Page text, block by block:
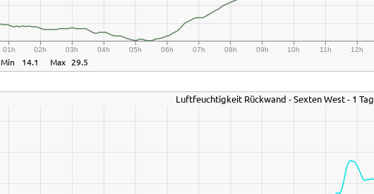
01h 02h 03h 04h 05h 06h 07h 08h 09h 10h 11h 12h
Min 14.1 Max 29.5
Luftfeuchtigkeit Rückwand - Sexten West - 1 Tag